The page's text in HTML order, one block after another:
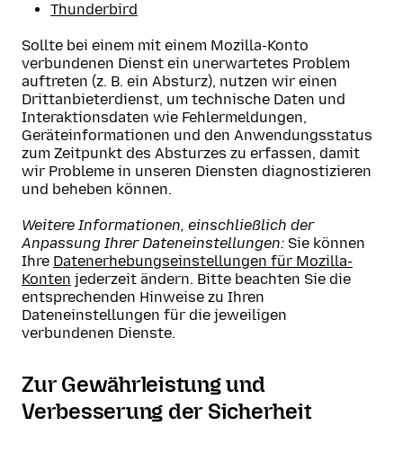
Thunderbird
Sollte bei einem mit einem Mozilla-Konto
verbundenen Dienst ein unerwartetes Problem
auftreten (z. B. ein Absturz), nutzen wir einen
Drittanbieterdienst, um technische Daten und
Interaktionsdaten wie Fehlermeldungen,
Geräteinformationen und den Anwendungsstatus
zum Zeitpunkt des Absturzes zu erfassen, damit
wir Probleme in unseren Diensten diagnostizieren
und beheben können.
Weitere Informationen, einschließlich der
Anpassung Ihrer Dateneinstellungen: Sie können
Ihre Datenerhebungseinstellungen für Mozilla-
Konten jederzeit ändern. Bitte beachten Sie die
entsprechenden Hinweise zu Ihren
Dateneinstellungen für die jeweiligen
verbundenen Dienste.
Zur Gewährleistung und
Verbesserung der Sicherheit